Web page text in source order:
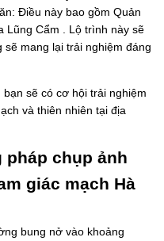
Điều này bao gồm Quản
Lũng Cẩm . Lộ trình này sẽ
mang lại trải nghiệm đáng
sẽ có cơ hội trải nghiệm
và thiên nhiên tại địa
chụp ảnh
giác mạch Hà
bung nở vào khoảng